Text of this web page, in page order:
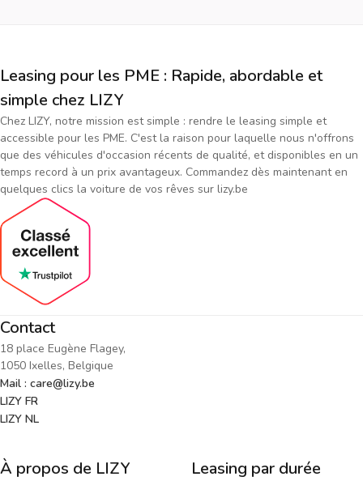
Leasing pour les PME : Rapide, abordable et
simple chez LIZY
Chez LIZY, notre mission est simple : rendre le leasing simple et
accessible pour les PME. C'est la raison pour laquelle nous n'offrons
que des véhicules d'occasion récents de qualité, et disponibles en un
temps record à un prix avantageux. Commandez dès maintenant en
quelques clics la voiture de vos rêves sur lizy.be
Contact
18 place Eugène Flagey,
1050 Ixelles, Belgique
Mail : care@lizy.be
LIZY FR
LIZY NL
À propos de LIZY Leasing par durée